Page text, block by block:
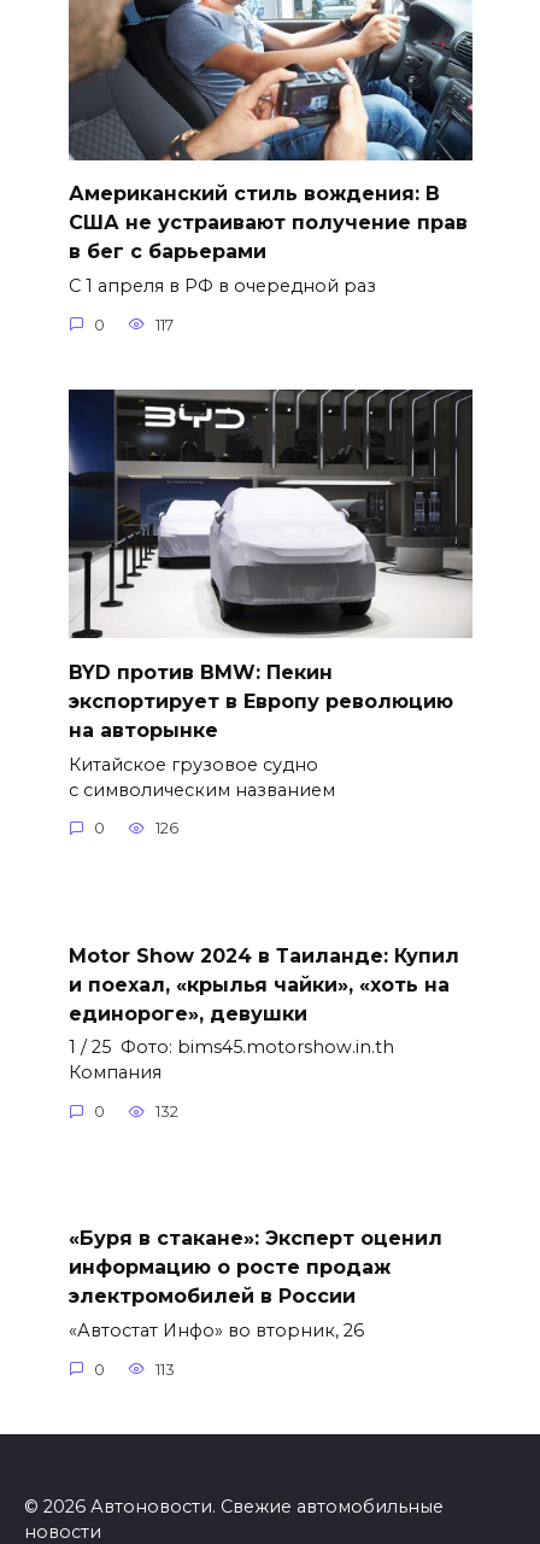
Американский стиль вождения: В
США не устраивают получение прав
в бег с барьерами
С 1 апреля в РФ в очередной раз
0 117
BYD против BMW: Пекин
экспортирует в Европу революцию
на авторынке
Китайское грузовое судно
с символическим названием
0 126
Motor Show 2024 в Таиланде: Купил
и поехал, «крылья чайки», «хоть на
единороге», девушки
1 / 25 Фото: bims45.motorshow.in.th
Компания
0 132
«Буря в стакане»: Эксперт оценил
информацию о росте продаж
электромобилей в России
«Автостат Инфо» во вторник, 26
0 113
© 2026 Автоновости. Свежие автомобильные
новости